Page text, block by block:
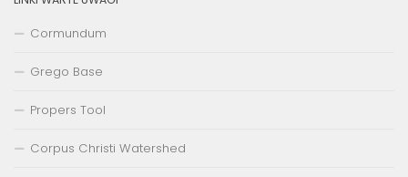
Cormundum
Grego Base
Propers Tool
Corpus Christi Watershed